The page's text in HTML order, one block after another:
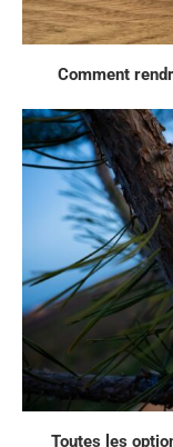
Comment
Toutes les